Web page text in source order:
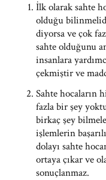
İlk olarak sahte
olduğu
diyorsa ve çok
sahte olduğunu
insanlara
çekmiştir ve
Sahte hocaların
fazla bir şey
birkaç şey
işlemlerin
dolayı sahte
ortaya çıkar ve
sonuçlanmaz.